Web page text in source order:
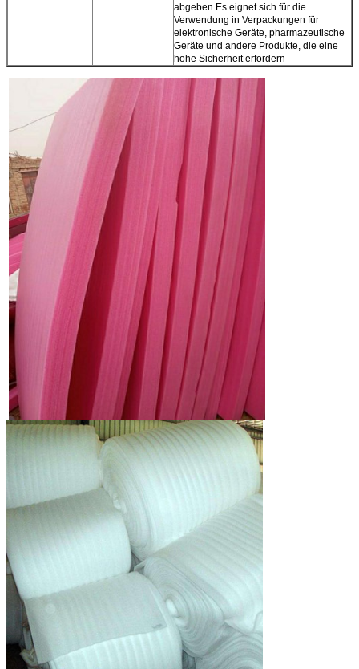
abgeben.Es eignet sich für die
Verwendung in Verpackungen für
elektronische Geräte, pharmazeutische
Geräte und andere Produkte, die eine
hohe Sicherheit erfordern